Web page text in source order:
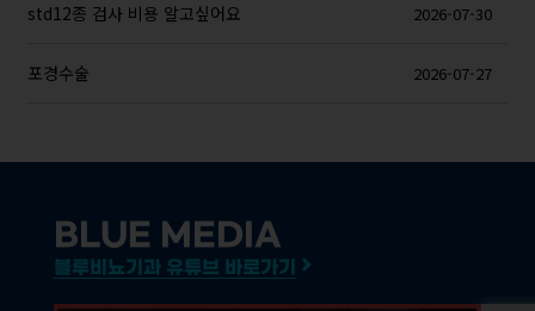
std12종 검사 비용 알고싶어요 2026-07-30
포경수술 2026-07-27
BLUE MEDIA
블루비뇨기과 유튜브 바로가기